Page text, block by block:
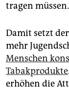
tragen müssen.
Damit setzt
mehr
Menschen
Tabakprodukte
erhöhen die